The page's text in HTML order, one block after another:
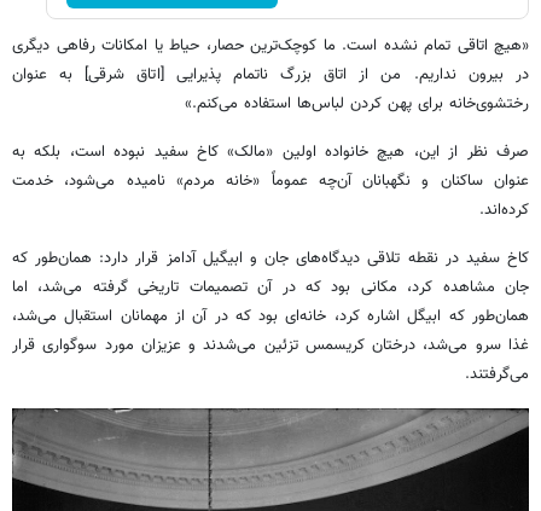
«هیچ اتاقی تمام نشده است. ما کوچک‌ترین حصار، حیاط یا امکانات رفاهی دیگری
در بیرون نداریم. من از اتاق بزرگ ناتمام پذیرایی [اتاق شرقی] به عنوان
رختشوی‌خانه برای پهن کردن لباس‌ها استفاده می‌کنم.»
صرف نظر از این، هیچ خانواده اولین «مالک» کاخ سفید نبوده است، بلکه به
عنوان ساکنان و نگهبانان آن‌چه عموماً «خانه مردم» نامیده می‌شود، خدمت
کرده‌اند.‌
کاخ سفید در نقطه تلاقی دیدگاه‌های جان و ابیگیل آدامز قرار دارد: همان‌طور که
جان مشاهده کرد، مکانی بود که در آن تصمیمات تاریخی گرفته می‌شد، اما
همان‌طور که ابیگل اشاره کرد، خانه‌ای بود که در آن از مهمانان استقبال می‌شد،
غذا سرو می‌شد، درختان کریسمس تزئین می‌شدند و عزیزان مورد سوگواری قرار
می‌گرفتند.